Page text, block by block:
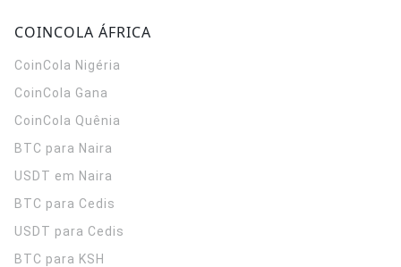
COINCOLA ÁFRICA
CoinCola Nigéria
CoinCola Gana
CoinCola Quênia
BTC para Naira
USDT em Naira
BTC para Cedis
USDT para Cedis
BTC para KSH